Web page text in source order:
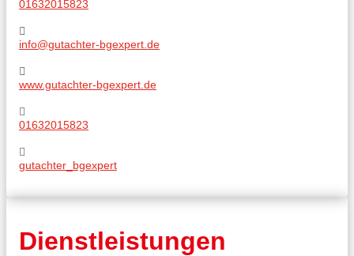
01632015823
info@gutachter-bgexpert.de
www.gutachter-bgexpert.de
01632015823
gutachter_bgexpert
Dienstleistungen